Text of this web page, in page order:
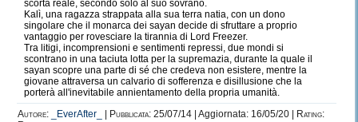
scorta reale, secondo solo al suo sovrano.
Kalì, una ragazza strappata alla sua terra natia, con un dono
singolare che il monarca dei sayan decide di sfruttare a proprio
vantaggio per rovesciare la tirannia di Lord Freezer.
Tra litigi, incomprensioni e sentimenti repressi, due mondi si
scontrano in una taciuta lotta per la supremazia, durante la quale il
sayan scopre una parte di sé che credeva non esistere, mentre la
giovane attraversa un calvario di sofferenza e disillusione che la
porterà all'inevitabile annientamento della propria umanità.
Autore:
_EverAfter_ Pubblicata: 25/07/14 | Aggiornata: 16/05/20 |
Rating: